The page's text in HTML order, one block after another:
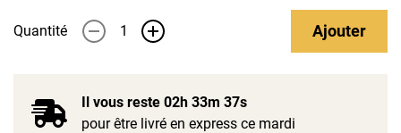
Quantité - + Ajouter
Il vous reste 02h 33m 37s
pour être livré en express ce mardi